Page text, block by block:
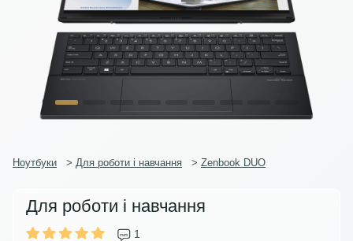
Ноутбуки > Для роботи і навчання > Zenbook DUO
Для роботи і навчання
1